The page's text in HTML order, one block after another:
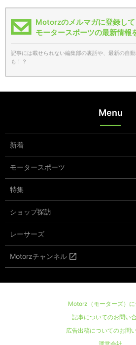
Motorzのメルマガに登録して
モータースポーツの最新情報
記事には載せられない編集部の裏話や、最新の自
も！？
Menu
新着
モータースポーツ
特集
ショップ探訪
レーサーズ
Motorzチャンネル
Motorz（モーターズ）に
記事についてのお問い
広告出稿についてのお問